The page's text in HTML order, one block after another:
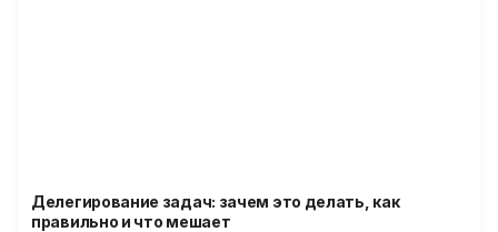
Делегирование задач: зачем это делать, как
правильно и что мешает